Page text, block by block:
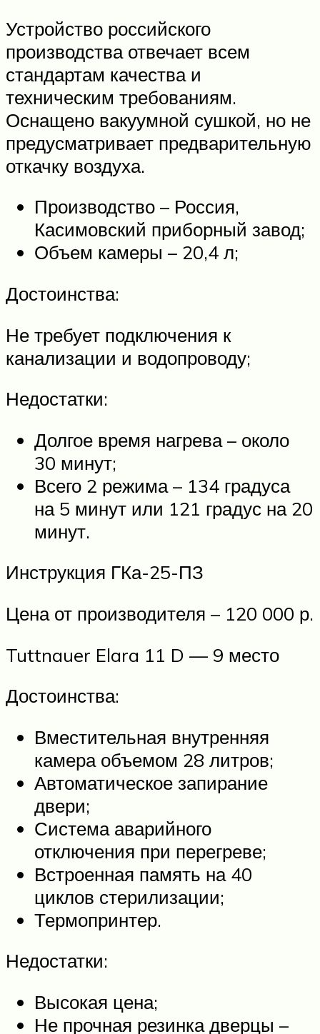
Устройство российского
производства отвечает всем
стандартам качества и
техническим требованиям.
Оснащено вакуумной сушкой, но не
предусматривает предварительную
откачку воздуха.
Производство – Россия,
Касимовский приборный завод;
Объем камеры – 20,4 л;
Достоинства:
Не требует подключения к
канализации и водопроводу;
Недостатки:
Долгое время нагрева – около
30 минут;
Всего 2 режима – 134 градуса
на 5 минут или 121 градус на 20
минут.
Инструкция ГКа-25-ПЗ
Цена от производителя – 120 000 р.
Tuttnauer Elara 11 D — 9 место
Достоинства:
Вместительная внутренняя
камера объемом 28 литров;
Автоматическое запирание
двери;
Система аварийного
отключения при перегреве;
Встроенная память на 40
циклов стерилизации;
Термопринтер.
Недостатки:
Высокая цена;
Не прочная резинка дверцы –